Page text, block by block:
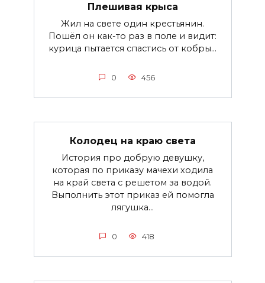
Плешивая крыса
Жил на свете один крестьянин.
Пошёл он как-то раз в поле и видит:
курица пытается спастись от кобры...
0 456
Колодец на краю света
История про добрую девушку,
которая по приказу мачехи ходила
на край света с решетом за водой.
Выполнить этот приказ ей помогла
лягушка...
0 418